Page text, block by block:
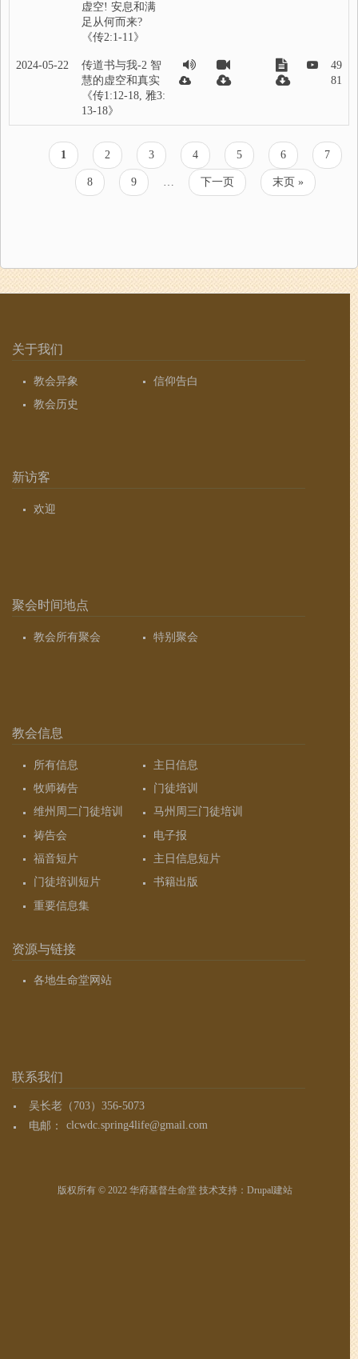
虚空! 安息和满
足从何而来?
《传2:1-11》
2024-05-22
传道书与我-2 智
慧的虚空和真实
《传1:12-18, 雅3:
13-18》
49
81
当
前
1
页
面
2
页
面
3
页
面
4
页
面
5
页
面
6
页
面
7
页
面
8
页
面
9 …
下
一
下一页
末
页
末页 »
关于我们
教会异象
信仰告白
教会历史
新访客
欢迎
聚会时间地点
教会所有聚会 特别聚会
教会信息
所有信息
主日信息
牧师祷告
门徒培训
维州周二门徒培训
马州周三门徒培训
祷告会
电子报
福音短片
主日信息短片
门徒培训短片
书籍出版
重要信息集
资源与链接
各地生命堂网站
联系我们
吴长老（703）356-5073
电邮：
clcwdc.spring4life@gmail.com
版权所有 © 2022 华府基督生命堂 技术支持： Drupal建站